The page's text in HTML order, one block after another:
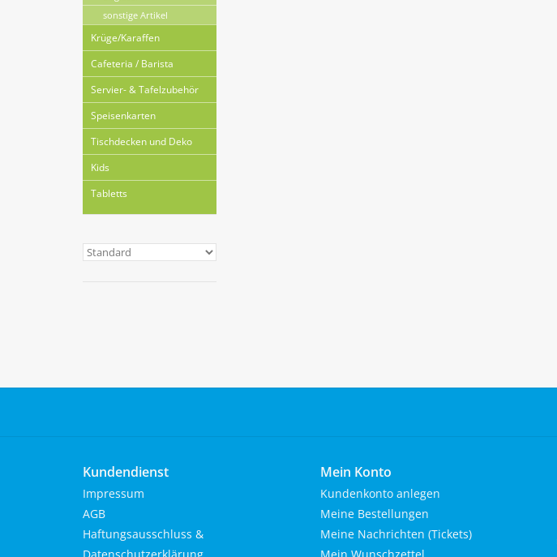
sonstige Artikel
Krüge/Karaffen
Cafeteria / Barista
Servier- & Tafelzubehör
Speisenkarten
Tischdecken und Deko
Kids
Tabletts
Kundendienst
Impressum
AGB
Haftungsausschluss &
Mein Konto
Kundenkonto anlegen
Meine Bestellungen
Meine Nachrichten (Tickets)